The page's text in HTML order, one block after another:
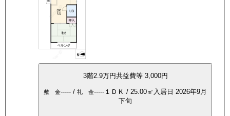
3階2.9万円共益費等 3,000円
敷 金----- / 礼 金----- １ＤＫ / 25.00㎡ 入居日 2026年9月
下旬